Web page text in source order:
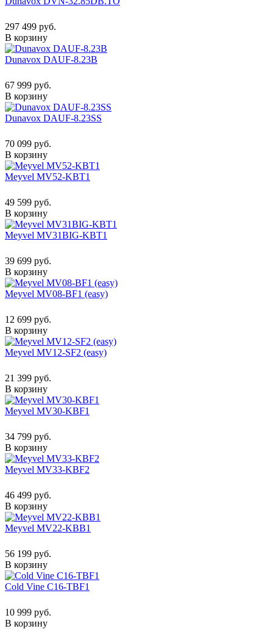
297 499 руб.
В корзину
Dunavox DAUF-8.23B
67 999 руб.
В корзину
Dunavox DAUF-8.23SS
70 099 руб.
В корзину
Meyvel MV52-KBT1
49 599 руб.
В корзину
Meyvel MV31BIG-KBT1
39 699 руб.
В корзину
Meyvel MV08-BF1 (easy)
12 699 руб.
В корзину
Meyvel MV12-SF2 (easy)
21 399 руб.
В корзину
Meyvel MV30-KBF1
34 799 руб.
В корзину
Meyvel MV33-KBF2
46 499 руб.
В корзину
Meyvel MV22-KBB1
56 199 руб.
В корзину
Cold Vine C16-TBF1
10 999 руб.
В корзину